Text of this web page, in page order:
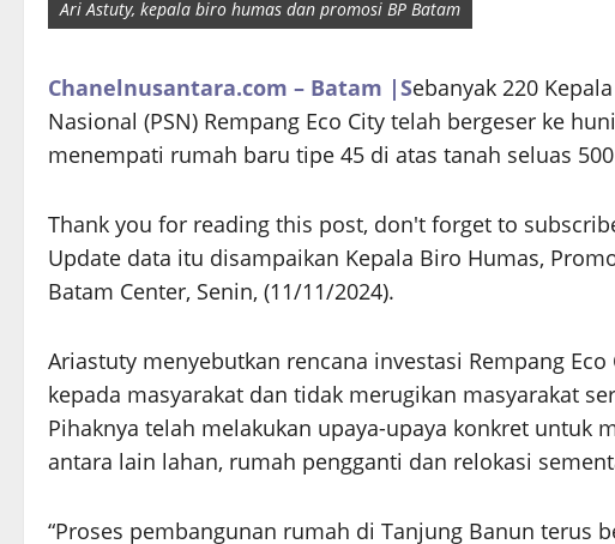
Ari Astuty, kepala biro humas dan promosi BP Batam
Chanelnusantara.com – Batam |Sebanyak 220
Nasional (PSN) Rempang Eco City telah bergeser ke
menempati rumah baru tipe 45 di atas tanah seluas
Thank you for reading this post, don't forget to
Update data itu disampaikan Kepala Biro Humas,
Batam Center, Senin, (11/11/2024).
Ariastuty menyebutkan rencana investasi Rempang
kepada masyarakat dan tidak merugikan masyarakat
Pihaknya telah melakukan upaya-upaya konkret untuk
antara lain lahan, rumah pengganti dan relokasi
“Proses pembangunan rumah di Tanjung Banun terus